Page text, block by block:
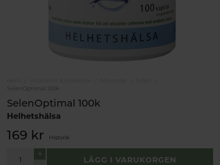
SelenOptimal 100k
SelenOptimal 100k
Helhetshälsa
169 kr Historik
LÄGG I VARUKORGEN